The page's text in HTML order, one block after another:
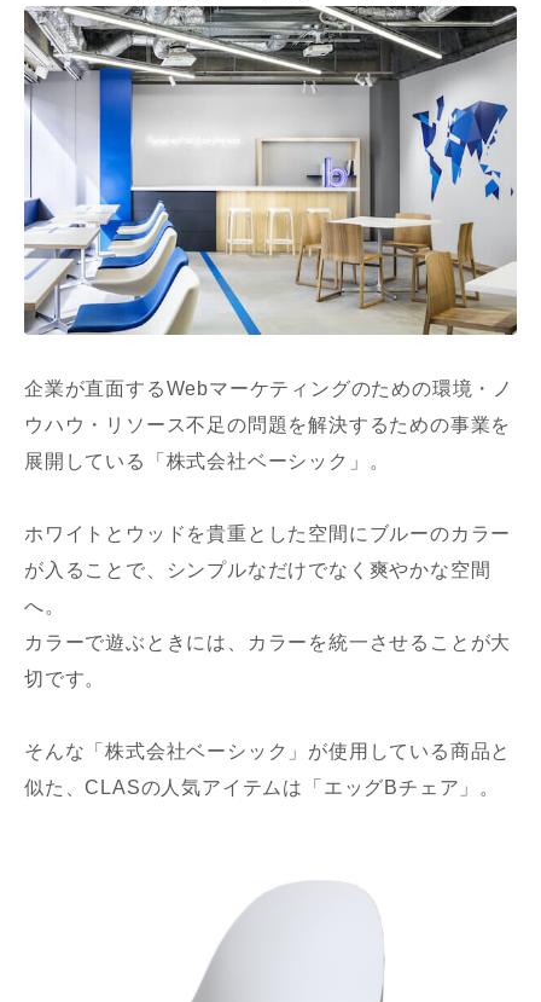
企業が直面するWebマーケティングのための環境・ノ
ウハウ・リソース不足の問題を解決するための事業を
展開している「株式会社ベーシック」。
ホワイトとウッドを貴重とした空間にブルーのカラー
が入ることで、シンプルなだけでなく爽やかな空間
へ。
カラーで遊ぶときには、カラーを統一させることが大
切です。
そんな「株式会社ベーシック」が使用している商品と
似た、CLASの人気アイテムは「エッグBチェア」。